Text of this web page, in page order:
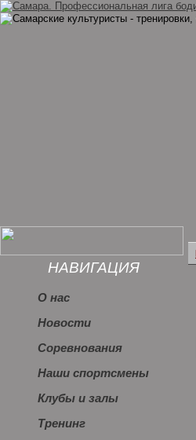
НАВИГАЦИЯ
О нас
Новости
Соревнования
Наши спортсмены
Клубы и залы
Тренинг